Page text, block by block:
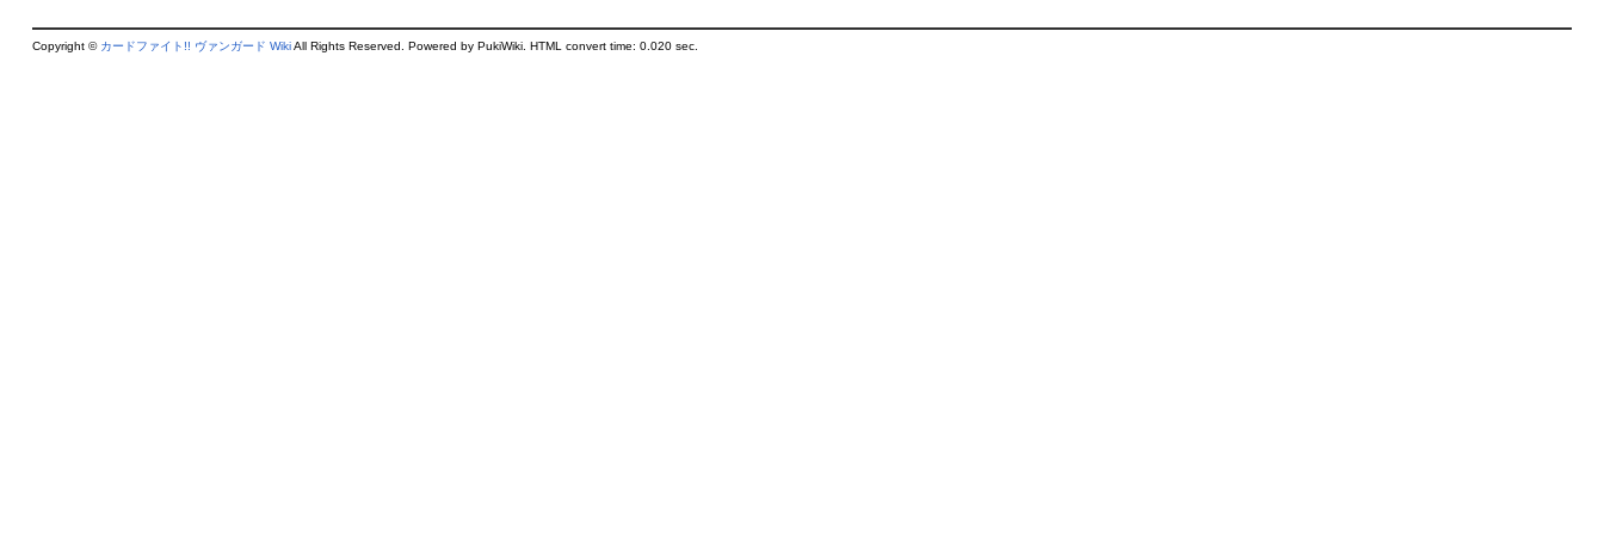
Copyright © カードファイト!! ヴァンガード WikiAll Rights Reserved. Powered by PukiWiki. HTML convert time: 0.020 sec.